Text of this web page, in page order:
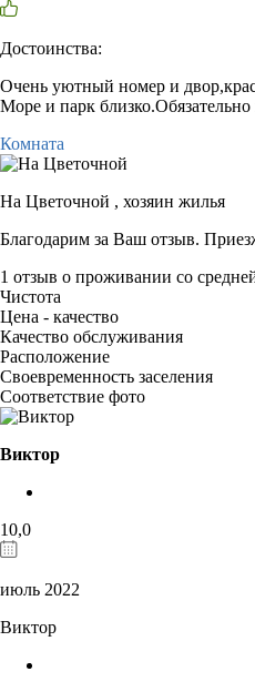
Достоинства:
Очень уютный номер и
Море и парк
Комната
На Цветочной , хозяин жилья
Благодарим за Ваш отзыв.
1 отзыв о проживании со
Чистота
Цена - качество
Качество обслуживания
Расположение
Своевременность заселения
Соответствие фото
Виктор
10,0
июль 2022
Виктор